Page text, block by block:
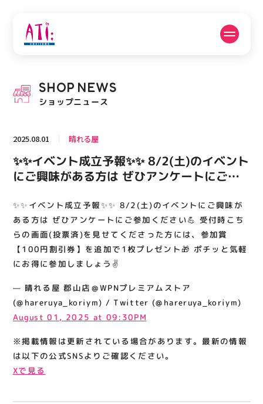
PICK UP NEWS
ピックアップニュース
フロアガイド 営業時間
ACCESS
アクセス・駐車場
RECRUIT
スタッフ募集
関連情報
お知らせ
お問い合わせ
サイトポリシー
運営会社
SHOP NEWS
ショップニュース
2025.08.01 晴れる屋
✨✨イベント成立予報✨✨ 8/2(土)のイベント
にご興味がある方は ぜひアンケートにご参
見せてくださった方には、参加賞【100円割
引券】を追加で1枚プレゼント🎁 ポチッと気
軽にお得に参加しましょう✌
✨✨イベント成立予報✨✨ 8/2(土)のイベントにご興味が
ある方は ぜひアンケートにご参加ください💪 受付時こち
らの画面(投票済)を見せてくださった方には、参加賞
【100円割引券】を追加で1枚プレゼント🎁 ポチッと気軽
にお得に参加しましょう✌
— 晴れる屋 郡山店＠WPNプレミアムストア
(@hareruya_koriym) / Twitter (@hareruya_koriym)
August 01, 2025 at 09:30PM
※掲載情報は更新されている場合があります。最新の情報
は以下の公式SNSよりご確認ください。
Xで見る